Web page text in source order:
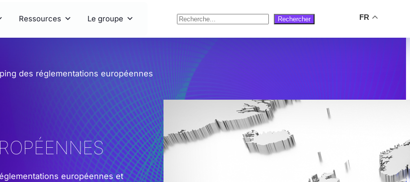
Ressources Le groupe Rechercher FR
des réglementations européennes
européennes et